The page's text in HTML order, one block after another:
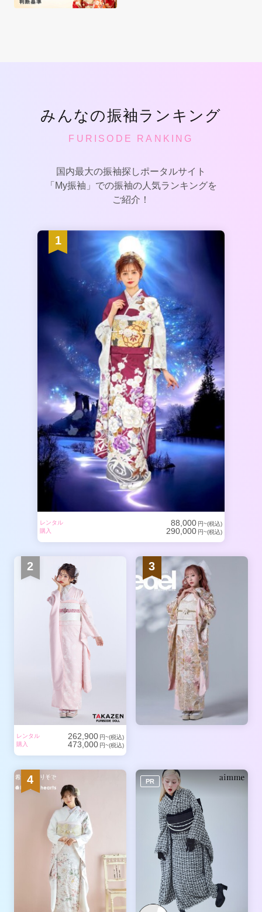
みんなの振袖ランキング
FURISODE RANKING
国内最大の振袖探しポータルサイト
「My振袖」での振袖の人気ランキングを
ご紹介！
1
レンタル 88,000 円~(税込)
購入
290,000 円~(税込)
2
レンタル 262,900 円~(税込)
購入
473,000 円~(税込)
3
4 PR